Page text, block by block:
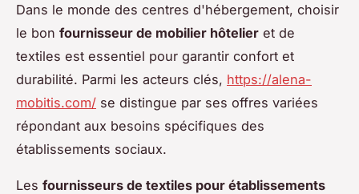
Dans le monde des centres d'hébergement, choisir
le bon fournisseur de mobilier hôtelier et de
textiles est essentiel pour garantir confort et
durabilité. Parmi les acteurs clés, https://alena-
mobitis.com/ se distingue par ses offres variées
répondant aux besoins spécifiques des
établissements sociaux.
Les fournisseurs de textiles pour établissements